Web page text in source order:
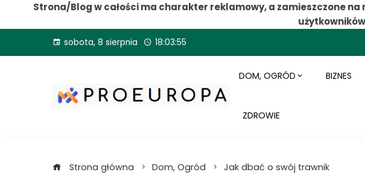
Strona/Blog w całości ma charakter reklamowy, a zamieszczone
sobota, 8 sierpnia 18:03:56
DOM, OGRÓD BIZNES
ZDROWIE
Strona główna Dom, Ogród Jak dbać o swój trawnik